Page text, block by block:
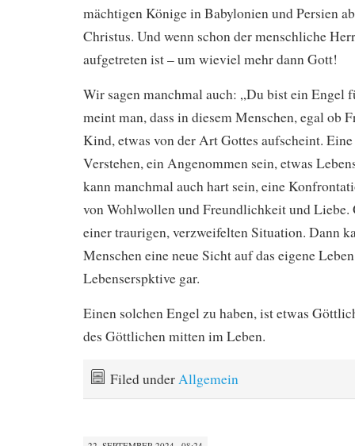
mächtigen Könige in Babylonien und Persien
Christus. Und wenn schon der menschliche
aufgetreten ist – um wieviel mehr dann Gott!
Wir sagen manchmal auch: „Du bist ein Engel
meint man, dass in diesem Menschen, egal ob
Kind, etwas von der Art Gottes aufscheint.
Verstehen, ein Angenommen sein, etwas
kann manchmal auch hart sein, eine
von Wohlwollen und Freundlichkeit und Liebe.
einer traurigen, verzweifelten Situation. Dann
Menschen eine neue Sicht auf das eigene
Lebenserspktive gar.
Einen solchen Engel zu haben, ist etwas
des Göttlichen mitten im Leben.
Filed underAllgemein